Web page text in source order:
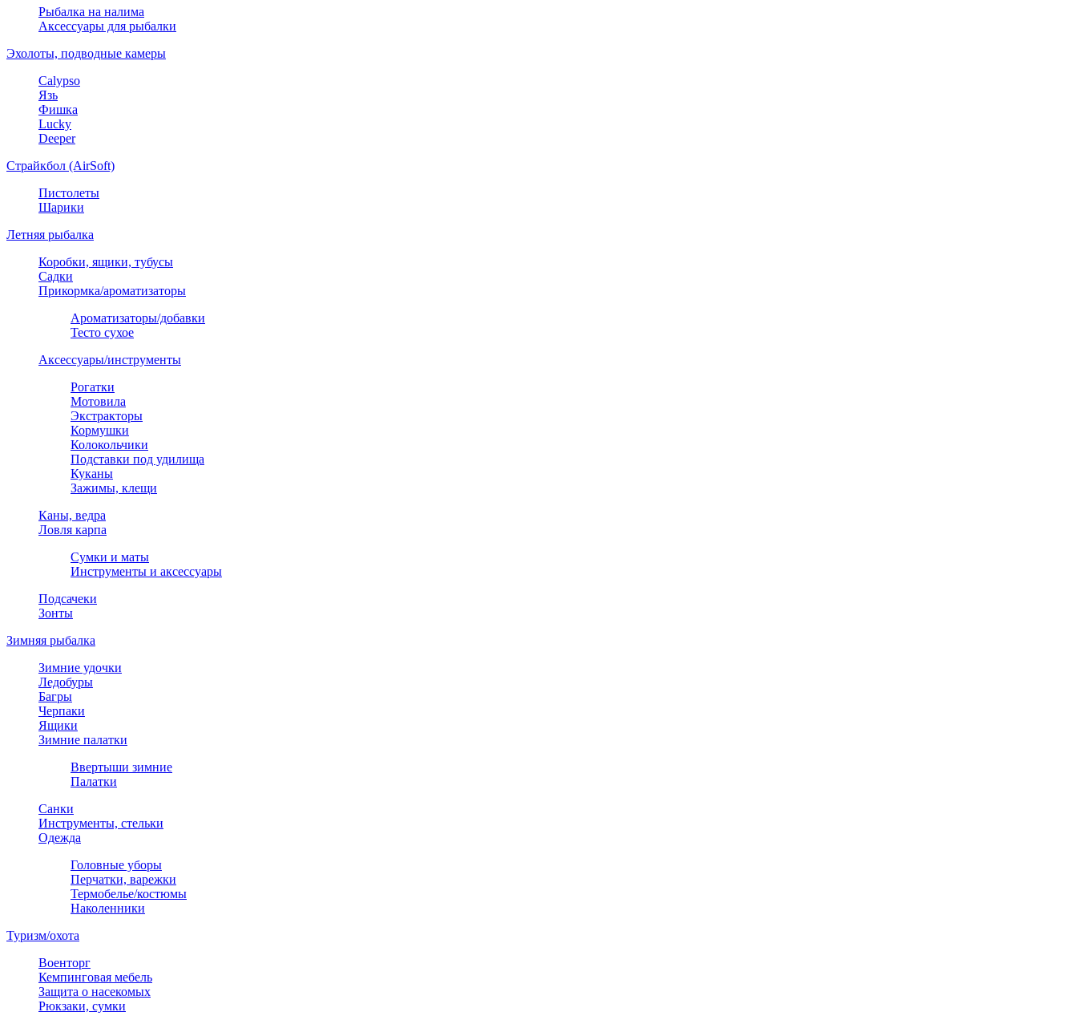
Рыбалка на налима
Аксессуары для рыбалки
Эхолоты, подводные камеры
Calypso
Язь
Фишка
Lucky
Deeper
Страйкбол (AirSoft)
Пистолеты
Шарики
Летняя рыбалка
Коробки, ящики, тубусы
Садки
Прикормка/ароматизаторы
Ароматизаторы/добавки
Тесто сухое
Аксессуары/инструменты
Рогатки
Мотовила
Экстракторы
Кормушки
Колокольчики
Подставки под удилища
Куканы
Зажимы, клещи
Каны, ведра
Ловля карпа
Сумки и маты
Инструменты и аксессуары
Подсачеки
Зонты
Зимняя рыбалка
Зимние удочки
Ледобуры
Багры
Черпаки
Ящики
Зимние палатки
Ввертыши зимние
Палатки
Санки
Инструменты, стельки
Одежда
Головные уборы
Перчатки, варежки
Термобелье/костюмы
Наколенники
Туризм/охота
Военторг
Кемпинговая мебель
Защита о насекомых
Рюкзаки, сумки